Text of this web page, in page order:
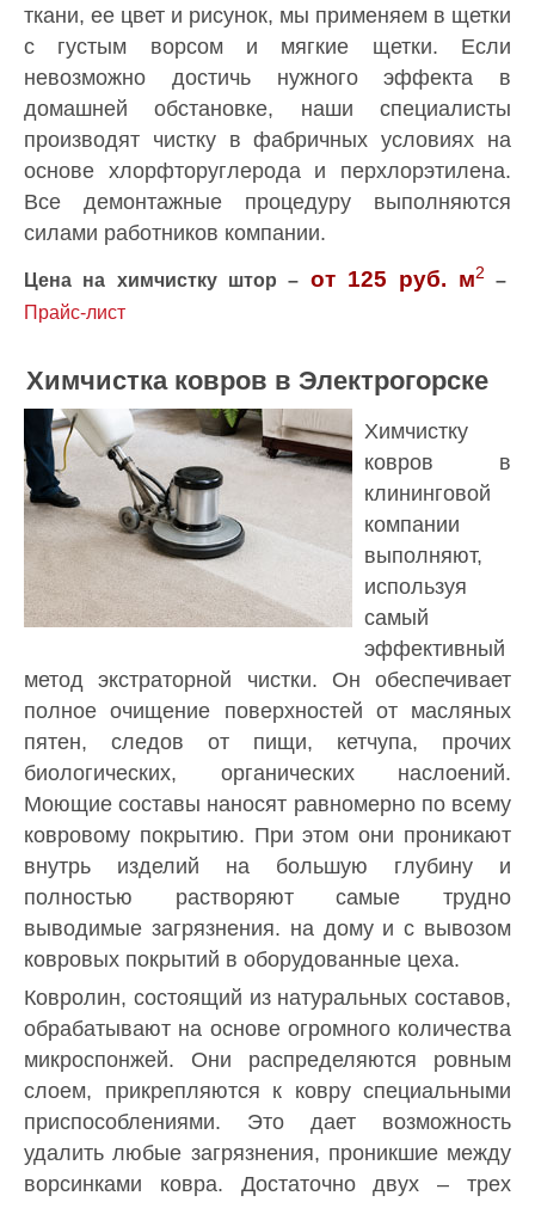
ткани, ее цвет и рисунок, мы применяем в щетки
с густым ворсом и мягкие щетки. Если
невозможно достичь нужного эффекта в
домашней обстановке, наши специалисты
производят чистку в фабричных условиях на
основе хлорфторуглерода и перхлорэтилена.
Все демонтажные процедуру выполняются
силами работников компании.
Цена на химчистку штор – от 125 руб. м2 –
Прайс-лист
Химчистка ковров в Электрогорске
Химчистку
ковров в
клининговой
компании
выполняют,
используя
самый
эффективный
метод экстраторной чистки. Он обеспечивает
полное очищение поверхностей от масляных
пятен, следов от пищи, кетчупа, прочих
биологических, органических наслоений.
Моющие составы наносят равномерно по всему
ковровому покрытию. При этом они проникают
внутрь изделий на большую глубину и
полностью растворяют самые трудно
выводимые загрязнения. на дому и с вывозом
ковровых покрытий в оборудованные цеха.
Ковролин, состоящий из натуральных составов,
обрабатывают на основе огромного количества
микроспонжей. Они распределяются ровным
слоем, прикрепляются к ковру специальными
приспособлениями. Это дает возможность
удалить любые загрязнения, проникшие между
ворсинками ковра. Достаточно двух – трех